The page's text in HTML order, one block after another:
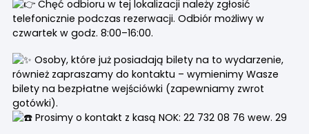
Chęć odbioru w tej lokalizacji należy zgłosić
telefonicznie podczas rezerwacji. Odbiór możliwy w
czwartek w godz. 8:00–16:00.
Osoby, które już posiadają bilety na to wydarzenie,
również zapraszamy do kontaktu – wymienimy Wasze
bilety na bezpłatne wejściówki (zapewniamy zwrot
gotówki).
Prosimy o kontakt z kasą NOK: 22 732 08 76 wew. 29